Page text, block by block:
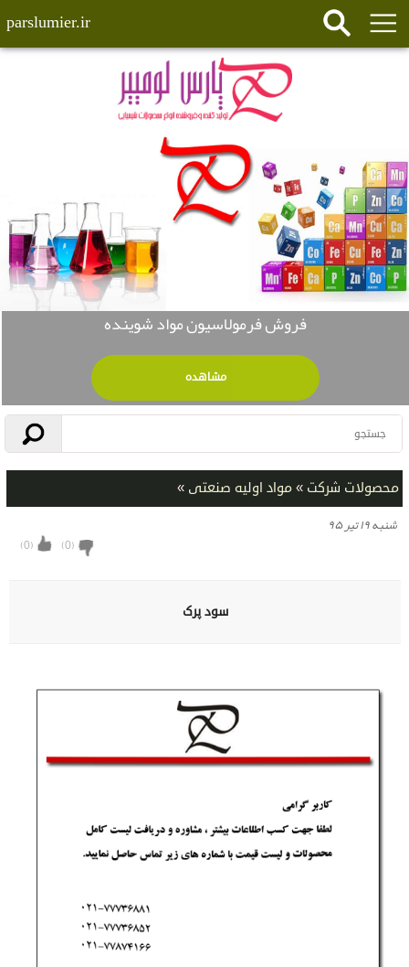
parslumier.ir
فروش فرمولاسیون مواد شوینده
مشاهده
محصولات شرکت»مواد اولیه صنعتی»
شنبه ۱۹ تیر ۹۵
(
0
) (
0
)
سود پرک